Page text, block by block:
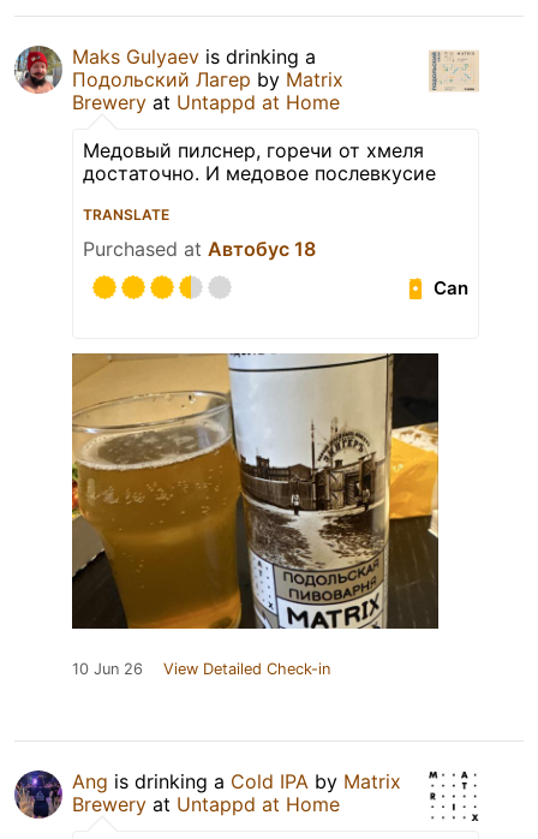
Maks Gulyaev is drinking a
Подольский Лагер by Matrix
Brewery at Untappd at Home
Медовый пилснер, горечи от хмеля
достаточно. И медовое послевкусие
TRANSLATE
Purchased at Автобус 18
Can
10 Jun 26 View Detailed Check-in
Ang is drinking a Cold IPA by Matrix
Brewery at Untappd at Home